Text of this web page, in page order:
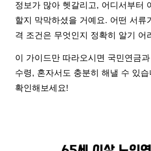
정보가 많아 헷갈리고, 어디서부터
할지 막막하셨을 거예요. 어떤 서류
격 조건은 무엇인지 정확히 알기 어
이 가이드만 따라오시면 국민연금
수령, 혼자서도 충분히 해낼 수 있
확인해보세요!